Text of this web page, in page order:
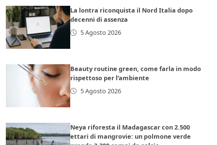
La lontra riconquista il Nord Italia dopo
decenni di assenza
5 Agosto 2026
Beauty routine green, come farla in modo
rispettoso per l’ambiente
5 Agosto 2026
Neya riforesta il Madagascar con 2.500
ettari di mangrovie: un polmone verde